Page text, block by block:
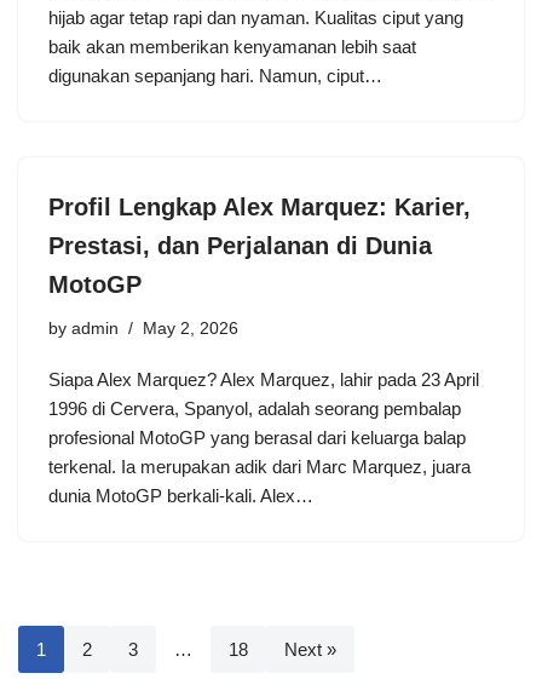
hijab agar tetap rapi dan nyaman. Kualitas ciput yang
baik akan memberikan kenyamanan lebih saat
digunakan sepanjang hari. Namun, ciput…
Profil Lengkap Alex Marquez: Karier,
Prestasi, dan Perjalanan di Dunia
MotoGP
by admin May 2, 2026
Siapa Alex Marquez? Alex Marquez, lahir pada 23 April
1996 di Cervera, Spanyol, adalah seorang pembalap
profesional MotoGP yang berasal dari keluarga balap
terkenal. Ia merupakan adik dari Marc Marquez, juara
dunia MotoGP berkali-kali. Alex…
1 2 3 … 18 Next »